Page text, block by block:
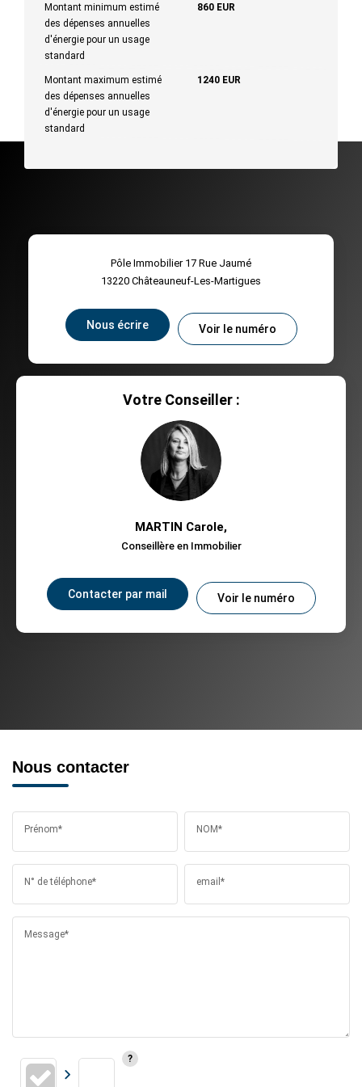
Montant minimum estimé
des dépenses annuelles
d'énergie pour un usage
standard
860 EUR
Montant maximum estimé
des dépenses annuelles
d'énergie pour un usage
standard
1240 EUR
Pôle Immobilier 17 Rue Jaumé
13220 Châteauneuf-Les-Martigues
Nous écrire Voir le numéro
Votre Conseiller :
MARTIN Carole,
Conseillère en Immobilier
Contacter par mail Voir le numéro
Nous contacter
Prénom* NOM*
N° de téléphone* email*
Message*